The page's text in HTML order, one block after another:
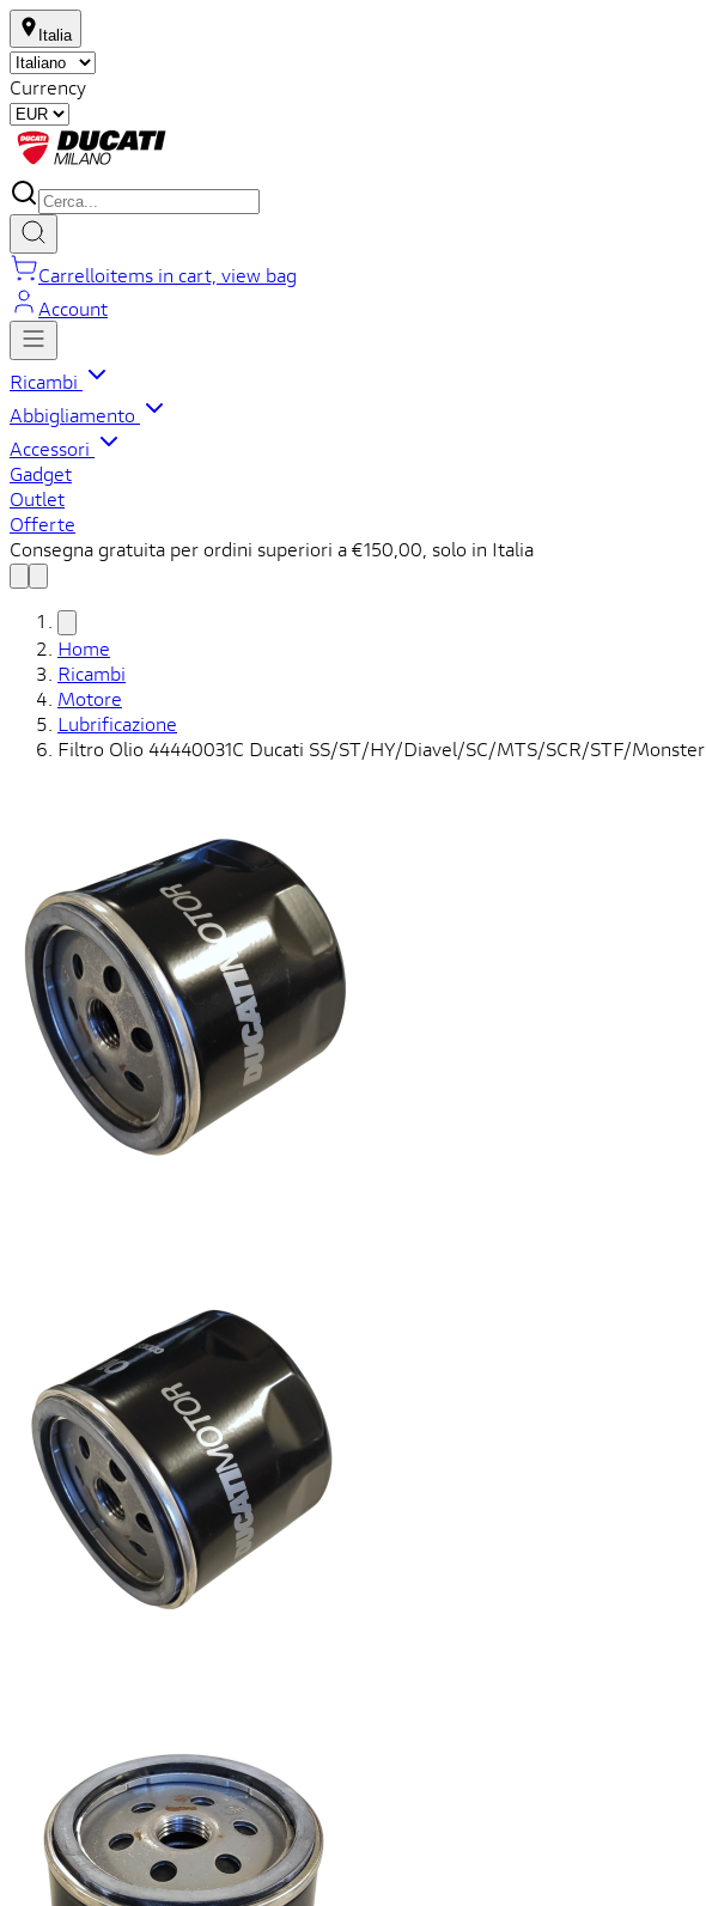
Italia
Currency
Carrelloitems in cart, view bag
Account
Ricambi
Abbigliamento
Accessori
Gadget
Outlet
Offerte
Consegna gratuita per ordini superiori a €150,00, solo in Italia
Home
Ricambi
Motore
Lubrificazione
Filtro Olio 44440031C Ducati SS/ST/HY/Diavel/SC/MTS/SCR/STF/Monster